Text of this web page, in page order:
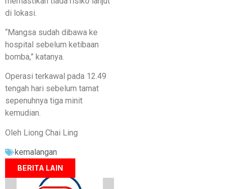
di lokasi.
“Mangsa sudah dibawa ke
hospital sebelum ketibaan
bomba,” katanya.
Operasi terkawal pada 12.49
tengah hari sebelum tamat
sepenuhnya tiga minit
kemudian.
Oleh Liong Chai Ling
kemalangan
BERITA LAIN